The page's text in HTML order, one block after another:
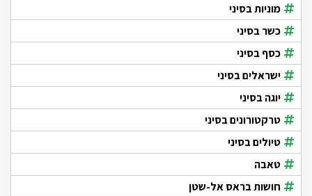
מוניות בסיני
כשר בסיני
כסף בסיני
ישראלים בסיני
יוגה בסיני
טרקטורונים בסיני
טיולים בסיני
טאבה
חושות בראס אל-שטן